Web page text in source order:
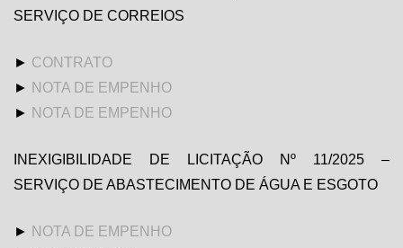
SERVIÇO DE CORREIOS
► CONTRATO
► NOTA DE EMPENHO
► NOTA DE EMPENHO
INEXIGIBILIDADE DE LICITAÇÃO Nº 11/2025 –
SERVIÇO DE ABASTECIMENTO DE ÁGUA E ESGOTO
► NOTA DE EMPENHO